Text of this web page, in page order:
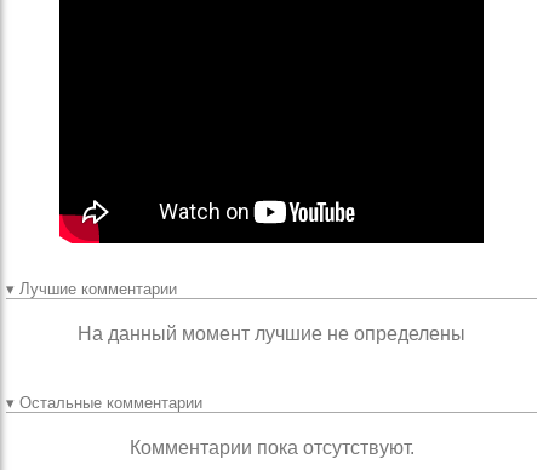
▾ Лучшие комментарии
На данный момент лучшие не определены
▾ Остальные комментарии
Комментарии пока отсутствуют.